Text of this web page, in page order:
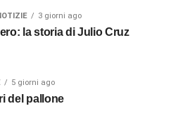
3 giorni ago
la storia di Julio Cruz
5 giorni ago
del pallone